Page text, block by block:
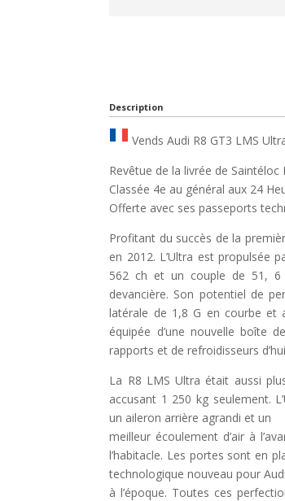
Description
Vends Audi R8 GT3 LMS
Revêtue de la livrée de Saintéloc
Classée 4e au général aux 24
Offerte avec ses passeports
Profitant du succès de la
en 2012. L’Ultra est propulsée
562 ch et un couple de 51,
devancière. Son potentiel de
latérale de 1,8 G en courbe et
équipée d’une nouvelle boîte
rapports et de refroidisseurs
La R8 LMS Ultra était aussi
accusant 1 250 kg seulement.
un aileron arrière agrandi et un
meilleur écoulement d’air à
l’habitacle. Les portes sont en
technologique nouveau pour Audi
à l’époque. Toutes ces